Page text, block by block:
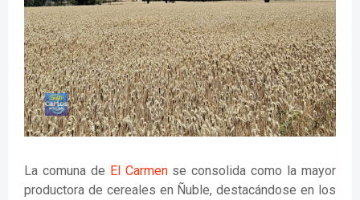
La comuna de El Carmense consolida como la mayor
productora de cereales en Ñuble, destacándose en los